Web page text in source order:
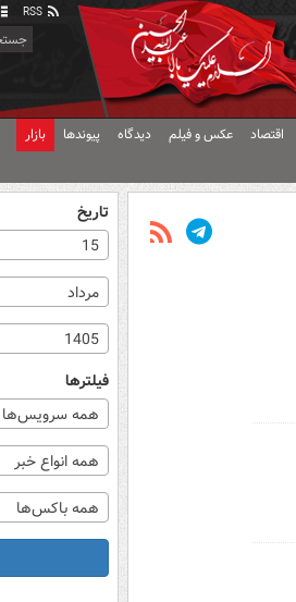
اقتصاد عکس و فیلم دیدگاه پیوندها بازار
تاریخ
15
مرداد
1405
فیلترها
همه سرویس‌ها
همه انواع خبر
همه باکس‌ها